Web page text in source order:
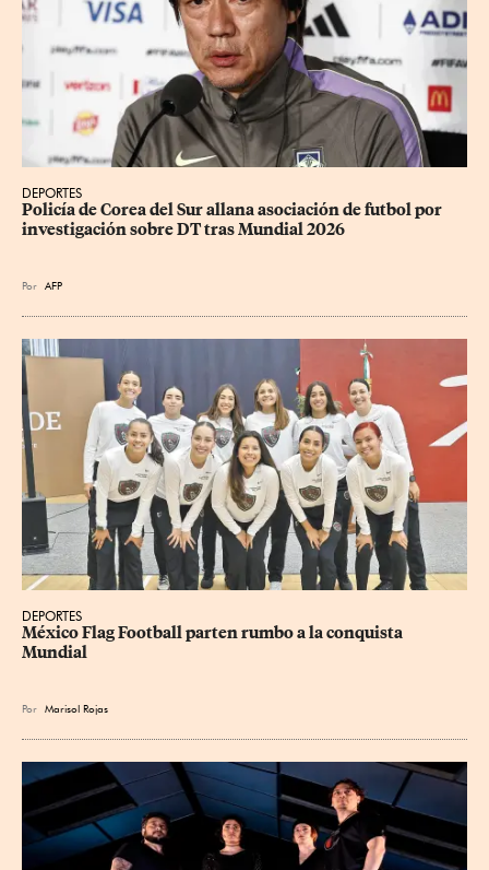
DEPORTES
Policía de Corea del Sur allana asociación de futbol por
investigación sobre DT tras Mundial 2026
Por AFP
DEPORTES
México Flag Football parten rumbo a la conquista
Mundial
Por Marisol Rojas